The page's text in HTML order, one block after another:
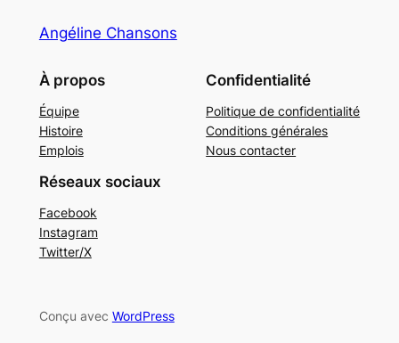
Angéline Chansons
À propos
Équipe
Histoire
Emplois
Confidentialité
Politique de confidentialité
Conditions générales
Nous contacter
Réseaux sociaux
Facebook
Instagram
Twitter/X
Conçu avec WordPress